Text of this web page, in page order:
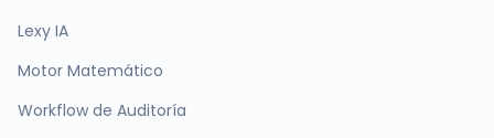
Lexy IA
Motor Matemático
Workflow de Auditoría